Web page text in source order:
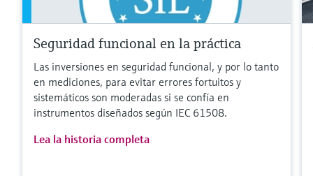
Seguridad funcional en la práctica
Las inversiones en seguridad funcional, y por lo tanto
en mediciones, para evitar errores fortuitos y
sistemáticos son moderadas si se confía en
instrumentos diseñados según IEC 61508.
Lea la historia completa